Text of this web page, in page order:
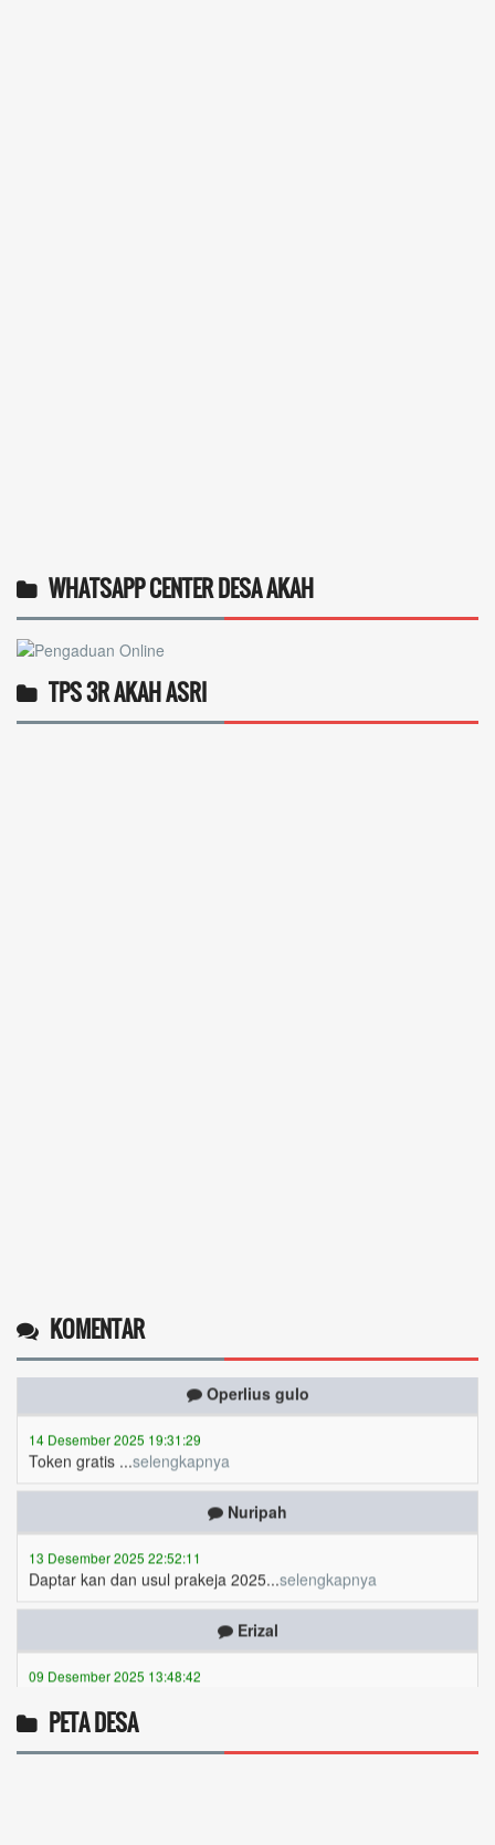
WHATSAPP CENTER DESA AKAH
TPS 3R AKAH ASRI
KOMENTAR
Operlius gulo
14 Desember 2025 19:31:29
Token gratis ...selengkapnya
Nuripah
Daptar kan dan usul prakeja 2025...selengkapnya
Erizal
Token listrik...selengkapnya
06 Desember 2025 18:38:17
PETA DESA